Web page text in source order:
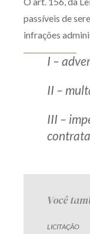
passíveis de
infrações
I –
II –
III –
Você
LICITAÇÃO